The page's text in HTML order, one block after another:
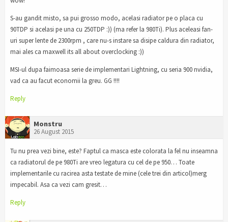
S-au gandit misto, sa pui grosso modo, acelasi radiator pe o placa cu
90TDP si acelasi pe una cu 250TDP :)) (ma refer la 980Ti). Plus aceleasi fan-
uri super lente de 2300rpm , care nu-s instare sa disipe caldura din radiator,
mai ales ca maxwell its all about overclocking :))
MSI-ul dupa faimoasa serie de implementari Lightning, cu seria 900 nvidia,
vad ca au facut economii la greu. GG !!!!
Reply
Monstru
26 August 2015
Tu nu prea vezi bine, este? Faptul ca masca este colorata la fel nu inseamna
ca radiatorul de pe 980Ti are vreo legatura cu cel de pe 950… Toate
implementarile cu racirea asta testate de mine (cele trei din articol)merg
impecabil. Asa ca vezi cam gresit…
Reply